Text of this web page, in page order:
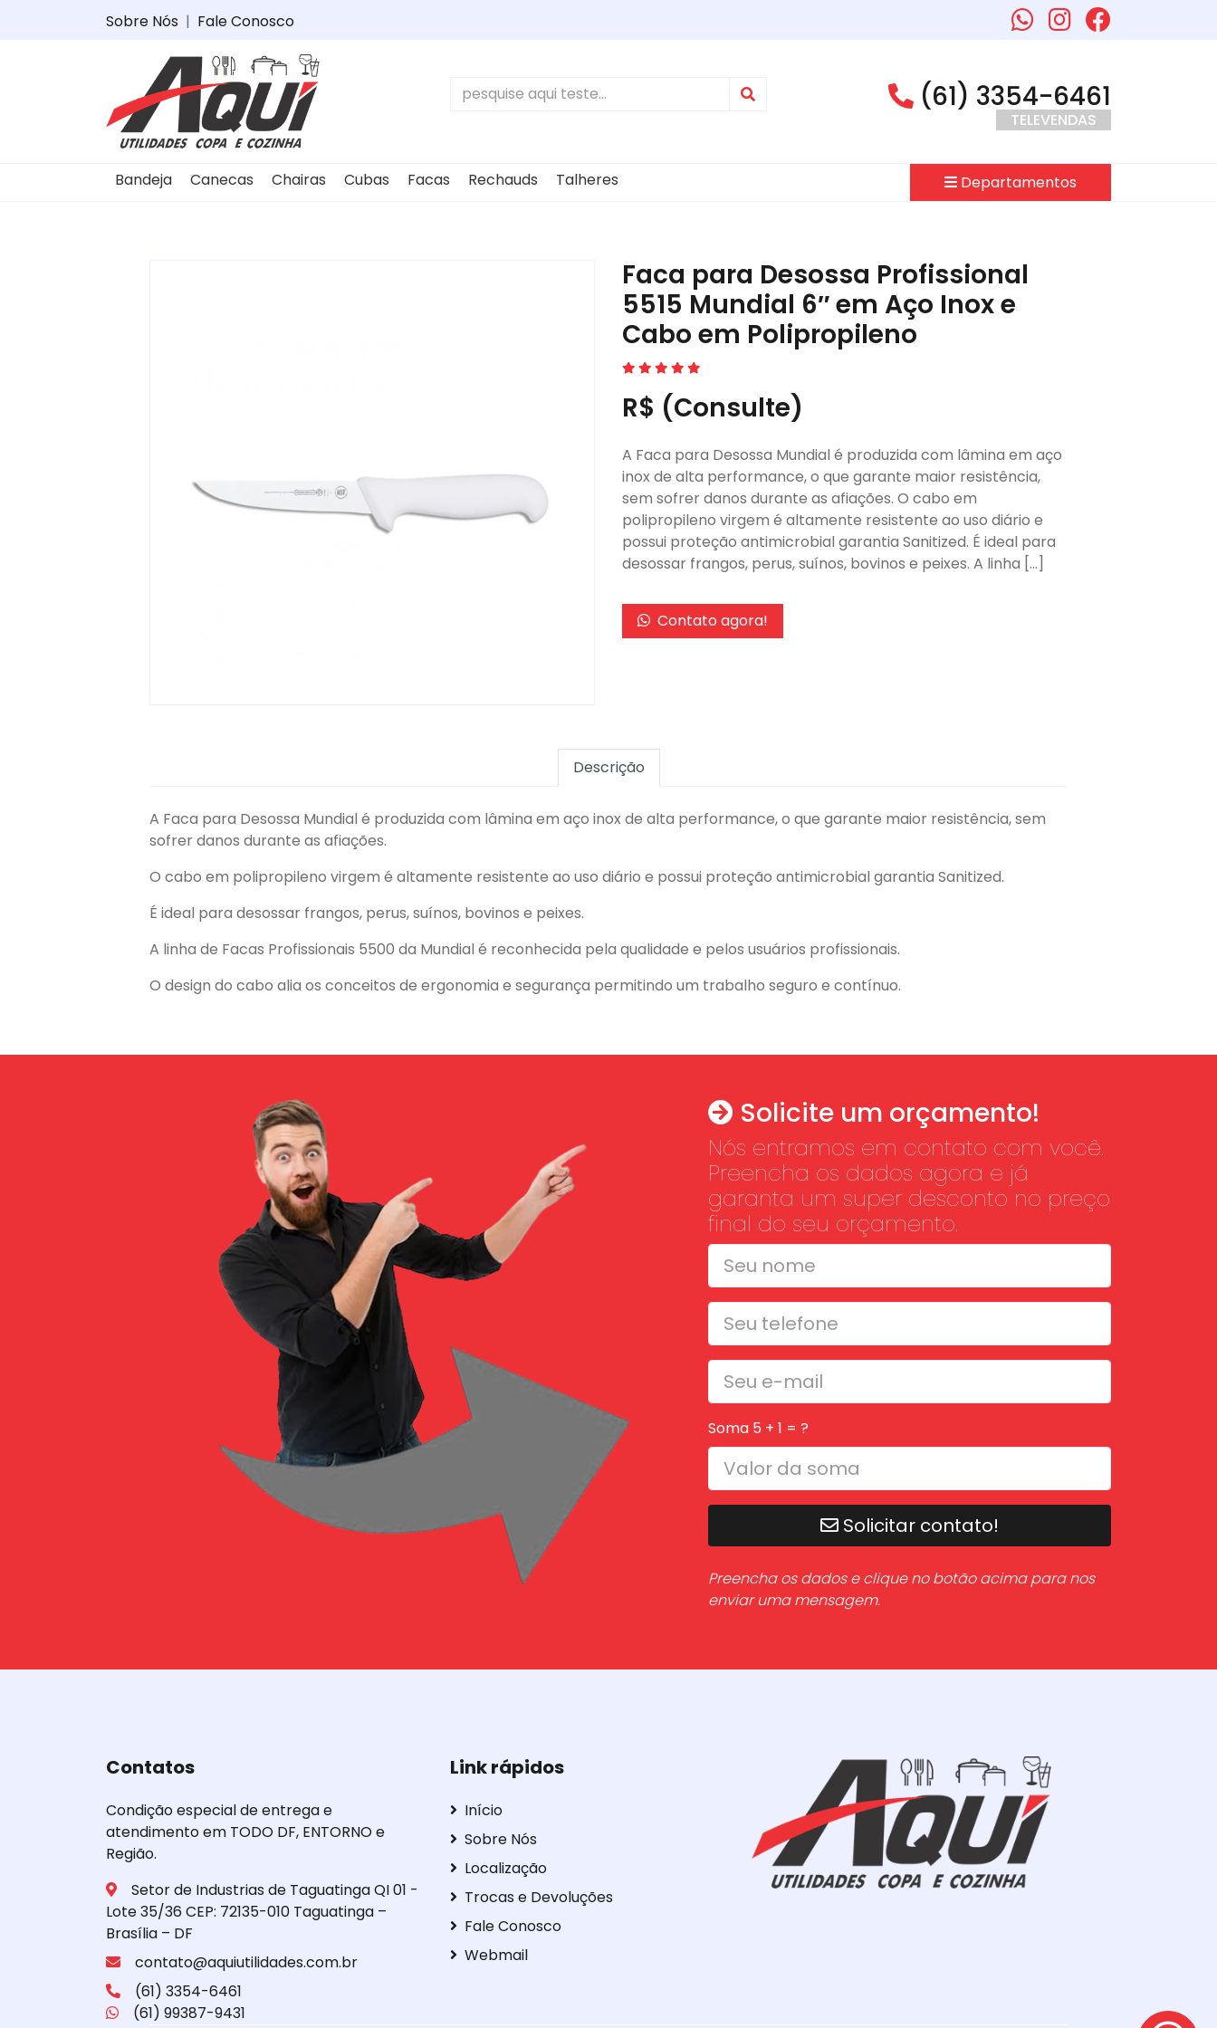
Sobre Nós | Fale Conosco
(61) 3354-6461
TELEVENDAS
Bandeja Canecas Chairas Cubas Facas Rechauds Talheres Departamentos
Faca para Desossa Profissional
5515 Mundial 6″ em Aço Inox e
Cabo em Polipropileno
R$ (Consulte)
A Faca para Desossa Mundial é produzida com lâmina em aço
inox de alta performance, o que garante maior resistência,
sem sofrer danos durante as afiações. O cabo em
polipropileno virgem é altamente resistente ao uso diário e
possui proteção antimicrobial garantia Sanitized. É ideal para
desossar frangos, perus, suínos, bovinos e peixes. A linha […]
Contato agora!
Descrição
A Faca para Desossa Mundial é produzida com lâmina em aço inox de alta performance, o que garante maior resistência, sem
sofrer danos durante as afiações.
O cabo em polipropileno virgem é altamente resistente ao uso diário e possui proteção antimicrobial garantia Sanitized.
É ideal para desossar frangos, perus, suínos, bovinos e peixes.
A linha de Facas Profissionais 5500 da Mundial é reconhecida pela qualidade e pelos usuários profissionais.
O design do cabo alia os conceitos de ergonomia e segurança permitindo um trabalho seguro e contínuo.
Solicite um orçamento!
Nós entramos em contato com você.
Preencha os dados agora e já
garanta um super desconto no preço
final do seu orçamento.
Soma 5 + 1 = ?
Solicitar contato!
Preencha os dados e clique no botão acima para nos
enviar uma mensagem.
Contatos
Condição especial de entrega e
atendimento em TODO DF, ENTORNO e
Região.
Setor de Industrias de Taguatinga QI 01 -
Lote 35/36 CEP: 72135-010 Taguatinga –
Brasília – DF
contato@aquiutilidades.com.br
(61) 3354-6461
(61) 99387-9431
Link rápidos
Início
Sobre Nós
Localização
Trocas e Devoluções
Fale Conosco
Webmail